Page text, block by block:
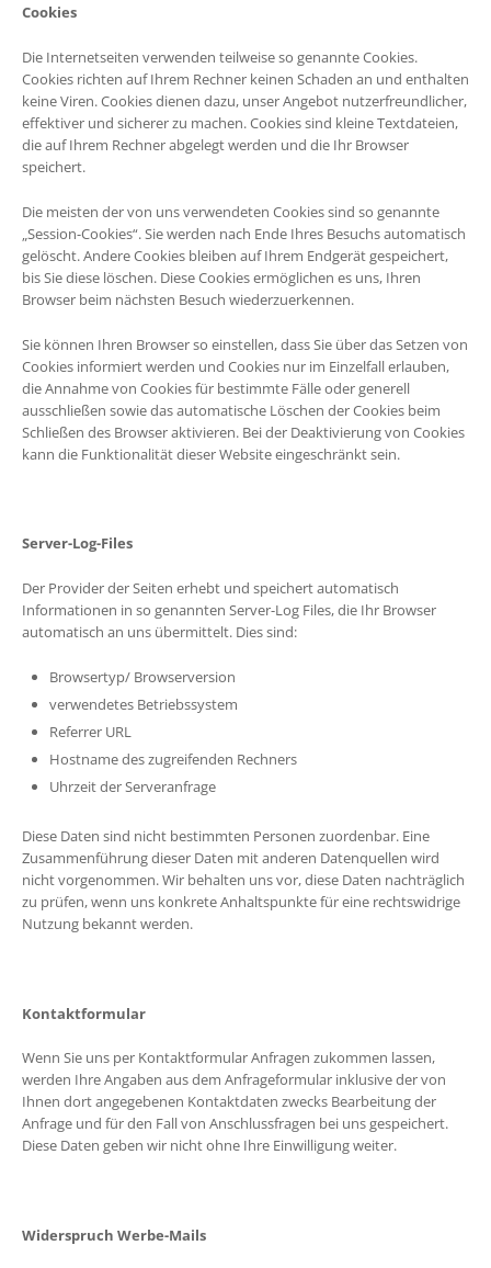
Cookies
Die Internetseiten verwenden teilweise so genannte Cookies.
Cookies richten auf Ihrem Rechner keinen Schaden an und enthalten
keine Viren. Cookies dienen dazu, unser Angebot nutzerfreundlicher,
effektiver und sicherer zu machen. Cookies sind kleine Textdateien,
die auf Ihrem Rechner abgelegt werden und die Ihr Browser
speichert.
Die meisten der von uns verwendeten Cookies sind so genannte
„Session-Cookies“. Sie werden nach Ende Ihres Besuchs automatisch
gelöscht. Andere Cookies bleiben auf Ihrem Endgerät gespeichert,
bis Sie diese löschen. Diese Cookies ermöglichen es uns, Ihren
Browser beim nächsten Besuch wiederzuerkennen.
Sie können Ihren Browser so einstellen, dass Sie über das Setzen von
Cookies informiert werden und Cookies nur im Einzelfall erlauben,
die Annahme von Cookies für bestimmte Fälle oder generell
ausschließen sowie das automatische Löschen der Cookies beim
Schließen des Browser aktivieren. Bei der Deaktivierung von Cookies
kann die Funktionalität dieser Website eingeschränkt sein.
Server-Log-Files
Der Provider der Seiten erhebt und speichert automatisch
Informationen in so genannten Server-Log Files, die Ihr Browser
automatisch an uns übermittelt. Dies sind:
Browsertyp/ Browserversion
verwendetes Betriebssystem
Referrer URL
Hostname des zugreifenden Rechners
Uhrzeit der Serveranfrage
Diese Daten sind nicht bestimmten Personen zuordenbar. Eine
Zusammenführung dieser Daten mit anderen Datenquellen wird
nicht vorgenommen. Wir behalten uns vor, diese Daten nachträglich
zu prüfen, wenn uns konkrete Anhaltspunkte für eine rechtswidrige
Nutzung bekannt werden.
Kontaktformular
Wenn Sie uns per Kontaktformular Anfragen zukommen lassen,
werden Ihre Angaben aus dem Anfrageformular inklusive der von
Ihnen dort angegebenen Kontaktdaten zwecks Bearbeitung der
Anfrage und für den Fall von Anschlussfragen bei uns gespeichert.
Diese Daten geben wir nicht ohne Ihre Einwilligung weiter.
Widerspruch Werbe-Mails